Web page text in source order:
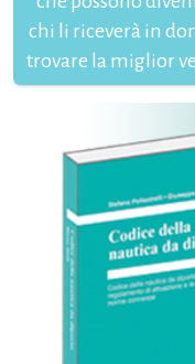
chi li riceverà in
trovare la miglior